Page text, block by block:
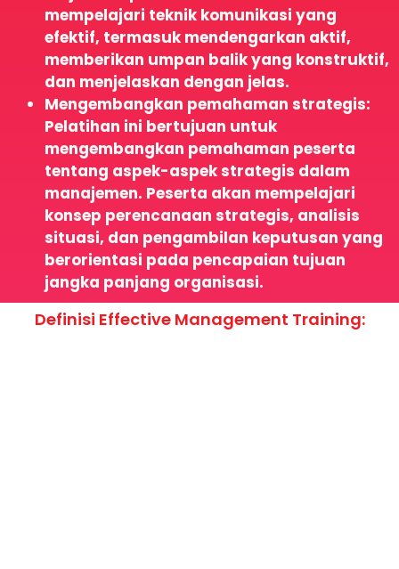
mempelajari teknik komunikasi yang
efektif, termasuk mendengarkan aktif,
memberikan umpan balik yang konstruktif,
dan menjelaskan dengan jelas.
Mengembangkan pemahaman strategis:
Pelatihan ini bertujuan untuk
mengembangkan pemahaman peserta
tentang aspek-aspek strategis dalam
manajemen. Peserta akan mempelajari
konsep perencanaan strategis, analisis
situasi, dan pengambilan keputusan yang
berorientasi pada pencapaian tujuan
jangka panjang organisasi.
Definisi Effective Management Training: